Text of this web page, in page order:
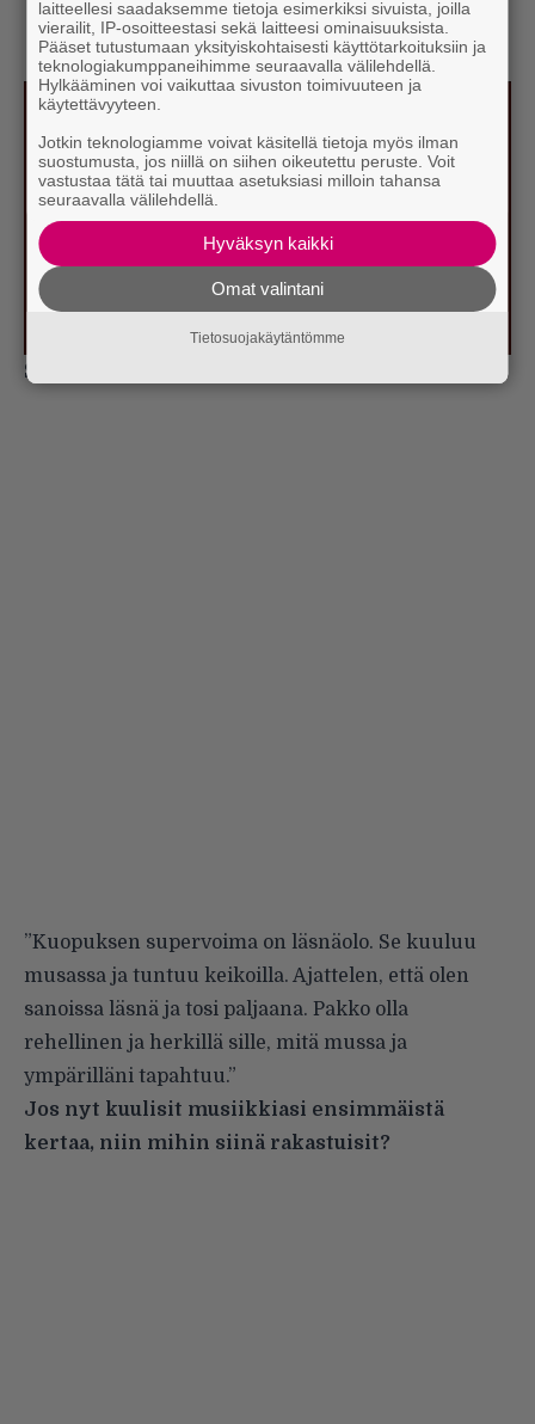
Supervoimasi?
”Kuopuksen supervoima on läsnäolo. Se kuuluu
musassa ja tuntuu keikoilla. Ajattelen, että olen
sanoissa läsnä ja tosi paljaana. Pakko olla
rehellinen ja herkillä sille, mitä mussa ja
ympärilläni tapahtuu.”
Jos nyt kuulisit musiikkiasi ensimmäistä
kertaa, niin mihin siinä rakastuisit?
laitteellesi saadaksemme tietoja esimerkiksi sivuista, joilla
vierailit, IP-osoitteestasi sekä laitteesi ominaisuuksista.
Pääset tutustumaan yksityiskohtaisesti käyttötarkoituksiin ja
teknologiakumppaneihimme seuraavalla välilehdellä.
Hylkääminen voi vaikuttaa sivuston toimivuuteen ja
käytettävyyteen.
Jotkin teknologiamme voivat käsitellä tietoja myös ilman
suostumusta, jos niillä on siihen oikeutettu peruste. Voit
vastustaa tätä tai muuttaa asetuksiasi milloin tahansa
seuraavalla välilehdellä.
Hyväksyn kaikki
Omat valintani
Tietosuojakäytäntömme